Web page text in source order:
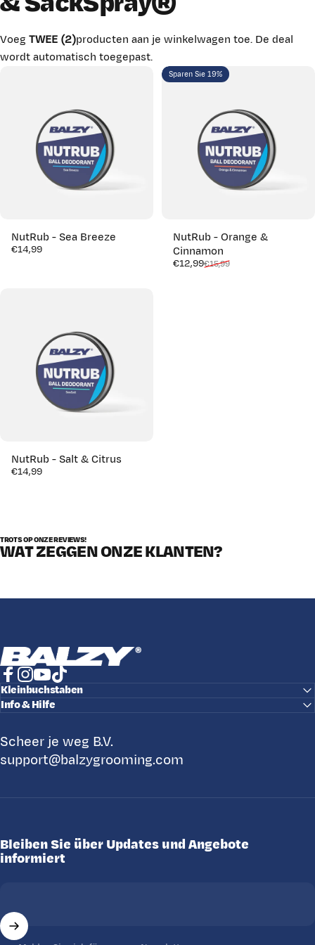
Voeg TWEE (2)producten aan je winkelwagen toe. De deal
wordt automatisch toegepast.
NutRub - Sea Breeze
€14,99
Sparen Sie 19%
NutRub - Orange &
Cinnamon
Verkaufspreis
€12,99
Normaler Preis
€15,99
NutRub - Salt & Citrus
€14,99
TROTS OP ONZE REVIEWS!
WAT ZEGGEN ONZE KLANTEN?
BALZY
Facebook
Instagram
YouTube
TikTok
Kleinbuchstaben
Info & Hilfe
Scheer je weg B.V.
support@balzygrooming.com
Bleiben Sie über Updates und Angebote
informiert